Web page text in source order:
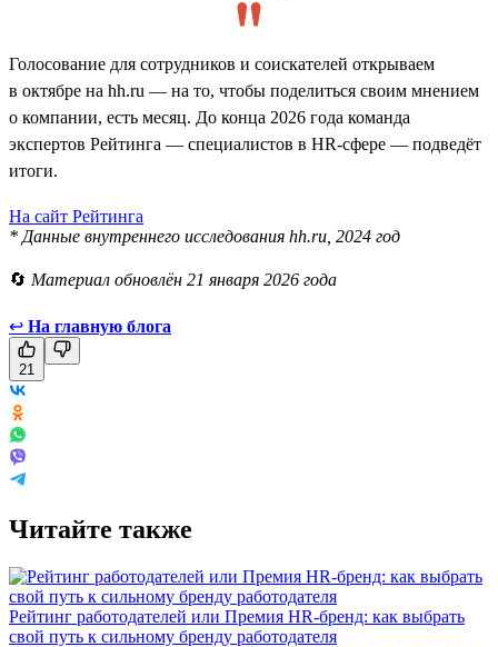
Голосование для сотрудников и соискателей открываем
в октябре на hh.ru — на то, чтобы поделиться своим мнением
о компании, есть месяц. До конца 2026 года команда
экспертов Рейтинга — специалистов в HR-сфере — подведёт
итоги.
На сайт Рейтинга
* Данные внутреннего исследования hh.ru, 2024 год
🔄 Материал обновлён 21 января 2026 года
↩ На главную блога
21
Читайте также
Рейтинг работодателей или Премия HR-бренд: как выбрать
свой путь к сильному бренду работодателя